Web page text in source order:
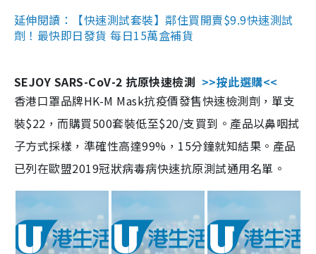
延伸閱讀：【快速測試套裝】鄰住買開賣$9.9快速測試
劑！最快即日發貨 每日15萬盒補貨
SEJOY SARS-CoV-2 抗原快速檢測 >>按此選購<<
香港口罩品牌HK-M Mask抗疫價發售快速檢測劑，單支
裝$22，而購買500套裝低至$20/支買到。產品以鼻咽拭
子方式採樣，準確性高達99%，15分鐘就知結果。產品
已列在歐盟2019冠狀病毒病快速抗原測試通用名單。